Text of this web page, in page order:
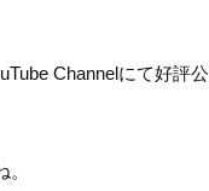
Channelにて好評公